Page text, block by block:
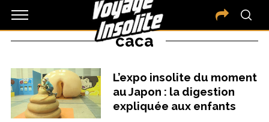
caca
L’expo insolite du moment
au Japon : la digestion
expliquée aux enfants